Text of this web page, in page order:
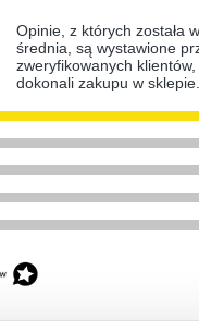
Opinie, z których została
średnia, są wystawione
zweryfikowanych
dokonali zakupu w sklepie.